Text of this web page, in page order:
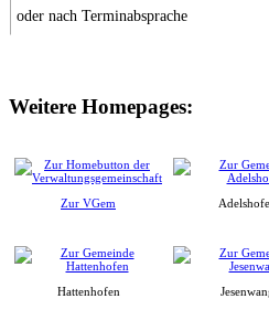
oder nach Terminabsprache
Weitere Homepages:
Zur VGem
Hattenhofen